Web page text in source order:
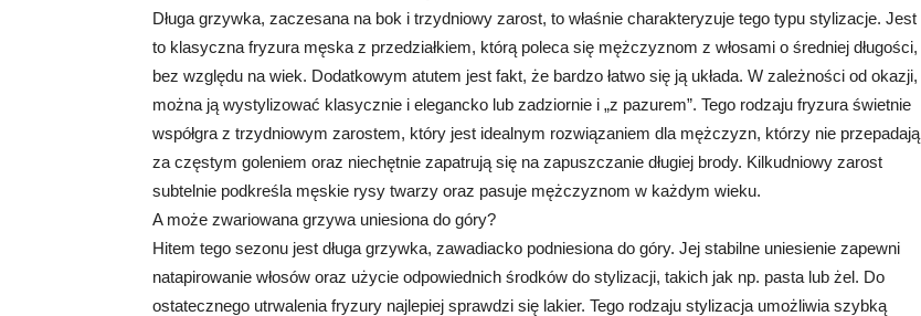
Długa grzywka, zaczesana na bok i trzydniowy zarost, to właśnie charakteryzuje tego typu stylizacje. Jest
to klasyczna fryzura męska z przedziałkiem, którą poleca się mężczyznom z włosami o średniej długości,
bez względu na wiek. Dodatkowym atutem jest fakt, że bardzo łatwo się ją układa. W zależności od okazji,
można ją wystylizować klasycznie i elegancko lub zadziornie i „z pazurem”. Tego rodzaju fryzura świetnie
współgra z trzydniowym zarostem, który jest idealnym rozwiązaniem dla mężczyzn, którzy nie przepadają
za częstym goleniem oraz niechętnie zapatrują się na zapuszczanie długiej brody. Kilkudniowy zarost
subtelnie podkreśla męskie rysy twarzy oraz pasuje mężczyznom w każdym wieku.
A może zwariowana grzywa uniesiona do góry?
Hitem tego sezonu jest długa grzywka, zawadiacko podniesiona do góry. Jej stabilne uniesienie zapewni
natapirowanie włosów oraz użycie odpowiednich środków do stylizacji, takich jak np. pasta lub żel. Do
ostatecznego utrwalenia fryzury najlepiej sprawdzi się lakier. Tego rodzaju stylizacja umożliwia szybką